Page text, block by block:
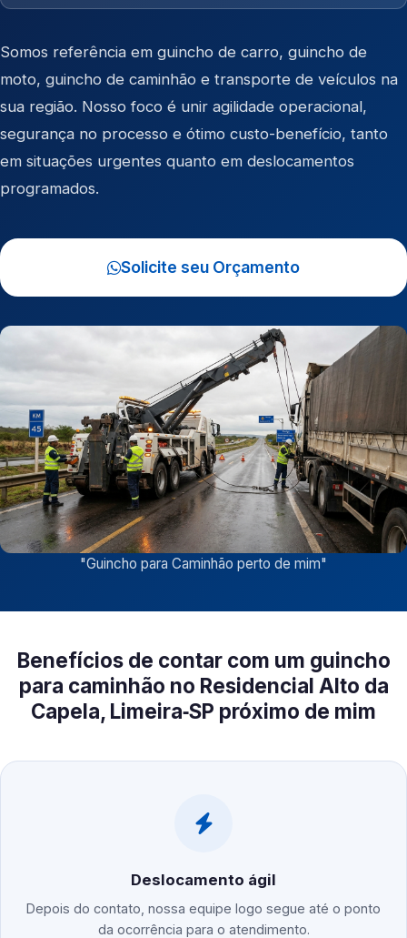
Somos referência em guincho de carro, guincho de
moto, guincho de caminhão e transporte de veículos na
sua região. Nosso foco é unir agilidade operacional,
segurança no processo e ótimo custo-benefício, tanto
em situações urgentes quanto em deslocamentos
programados.
Solicite seu Orçamento
"Guincho para Caminhão perto de mim"
Benefícios de contar com um guincho
para caminhão no Residencial Alto da
Capela, Limeira‑SP próximo de mim
Deslocamento ágil
Depois do contato, nossa equipe logo segue até o ponto
da ocorrência para o atendimento.